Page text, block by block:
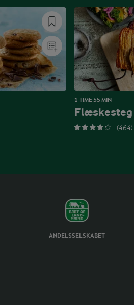
1 TIME 55 MIN
Flæskesteg
(464)
ANDELSSELSKABET